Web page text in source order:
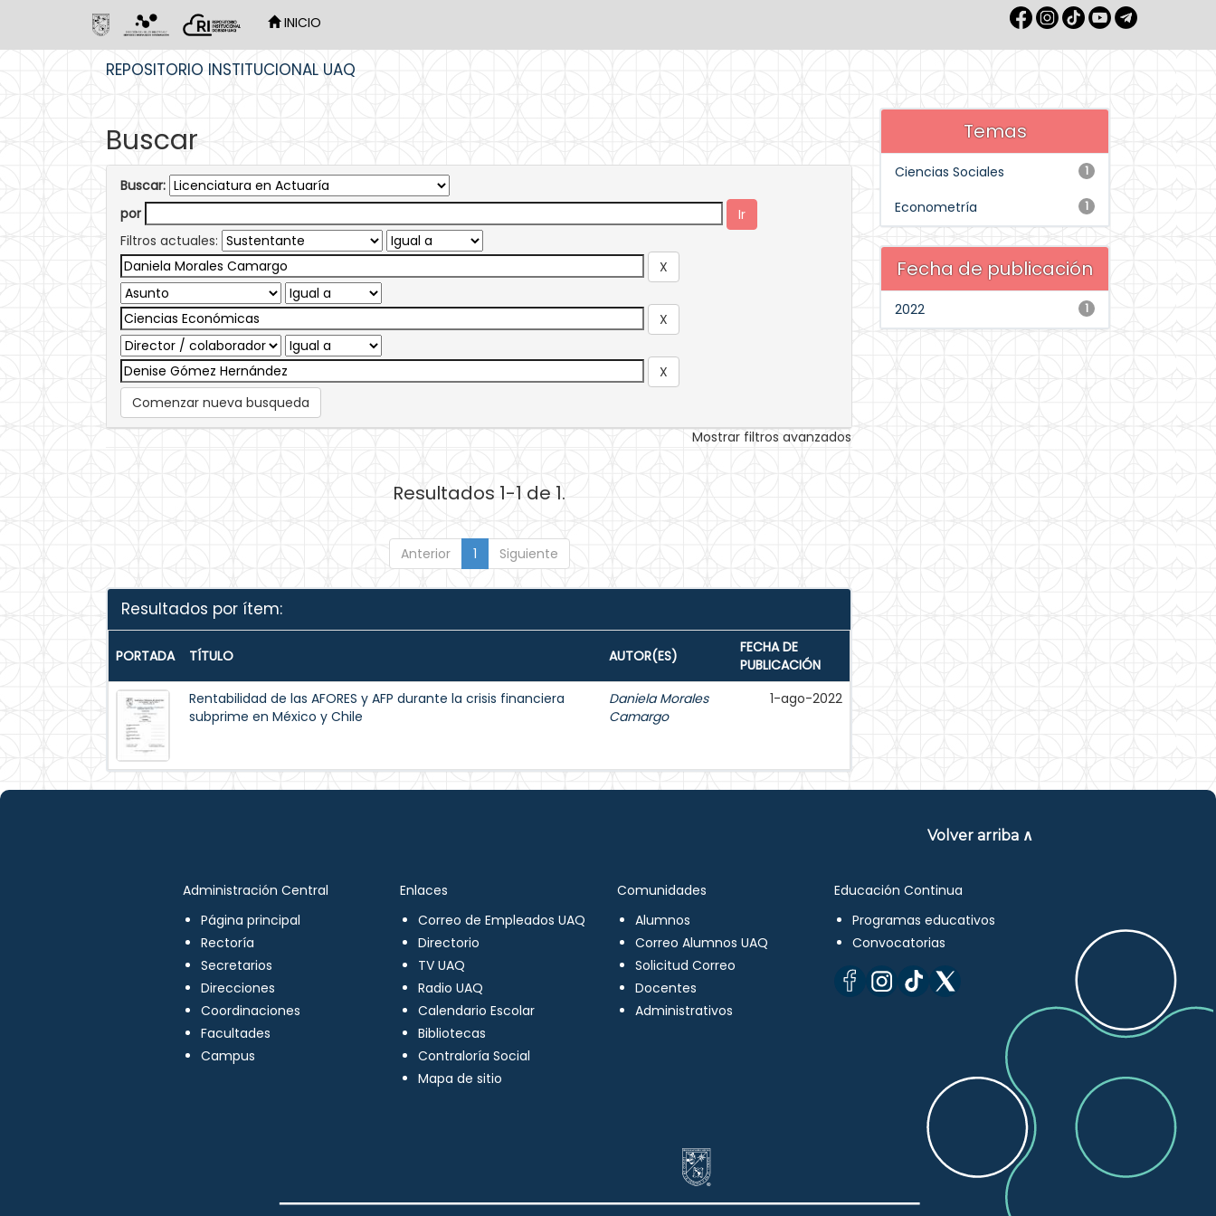
INICIO
REPOSITORIO INSTITUCIONAL UAQ
Buscar
Buscar:
por
Filtros actuales:
Comenzar nueva busqueda
Mostrar filtros avanzados
Resultados 1-1 de 1.
Anterior 1 Siguiente
Resultados por ítem:
PORTADA TÍTULO AUTOR(ES)
FECHA DE
PUBLICACIÓN
Rentabilidad de las AFORES y AFP durante la crisis financiera
subprime en México y Chile
Daniela Morales
Camargo
1-ago-2022
Temas
1
Ciencias Sociales
1
Econometría
Fecha de publicación
1
2022
Volver arriba ∧
Administración Central
Página principal
Rectoría
Secretarios
Direcciones
Coordinaciones
Facultades
Campus
Enlaces
Correo de Empleados UAQ
Directorio
TV UAQ
Radio UAQ
Calendario Escolar
Bibliotecas
Contraloría Social
Mapa de sitio
Comunidades
Alumnos
Correo Alumnos UAQ
Solicitud Correo
Docentes
Administrativos
Educación Continua
Programas educativos
Convocatorias